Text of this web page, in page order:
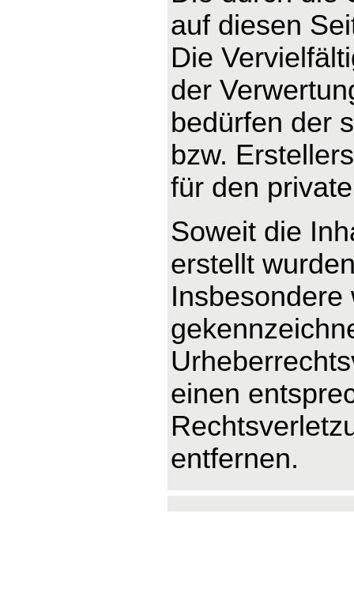
auf diesen
Die
der
bedürfen der
bzw.
für den
Soweit die
erstellt
einen
entfernen.